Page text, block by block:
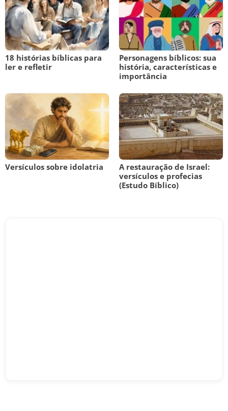
18 histórias bíblicas para
ler e refletir
Personagens bíblicos: sua
história, características e
importância
Versículos sobre idolatria
A restauração de Israel:
versículos e profecias
(Estudo Bíblico)